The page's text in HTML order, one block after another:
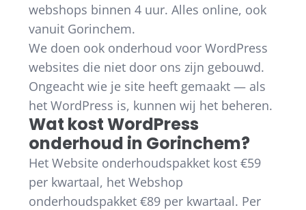
webshops binnen 4 uur. Alles online, ook
vanuit Gorinchem.
We doen ook onderhoud voor WordPress
websites die niet door ons zijn gebouwd.
Ongeacht wie je site heeft gemaakt — als
het WordPress is, kunnen wij het beheren.
Wat kost WordPress
onderhoud in Gorinchem?
Het Website onderhoudspakket kost €59
per kwartaal, het Webshop
onderhoudspakket €89 per kwartaal. Per